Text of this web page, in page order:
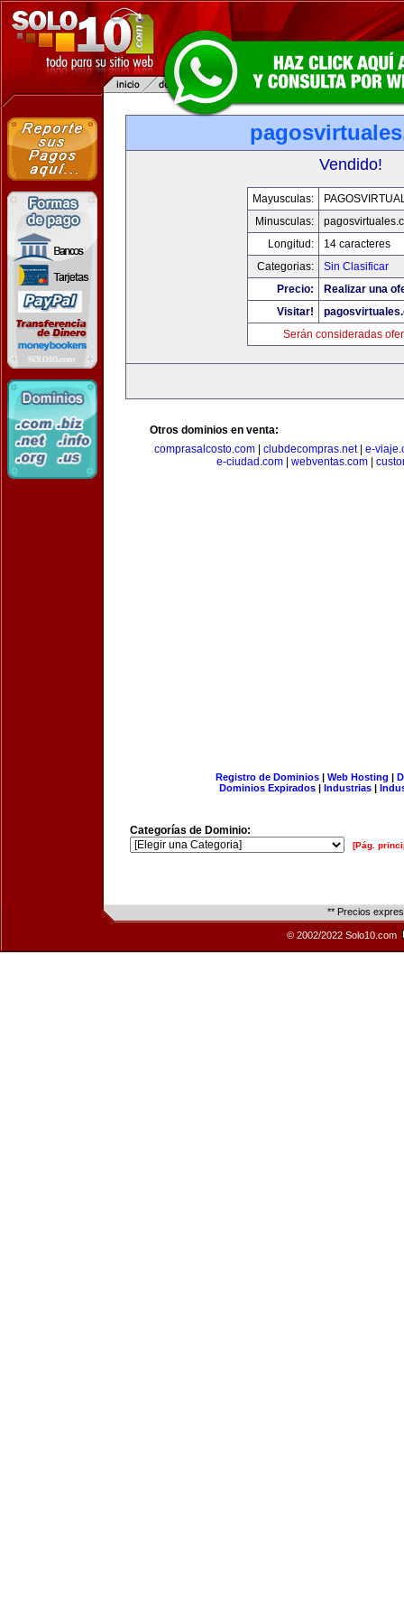
Vendido!
Mayusculas:
Minusculas:
Longitud:
14 caracteres
Categorias:
Sin Clasificar
Precio:
Realizar una
Visitar!
Serán consideradas
Otros dominios en venta:
comprasalcosto.com
clubdecompras.net| e-
e-ciudad.com| webventas.com|
Registro de Dominios| Web Hosting |
Dominios Expirados | Industrias |
Categorías de Dominio:
[Pág.
** Precios
© 2002/2022 Solo10.com